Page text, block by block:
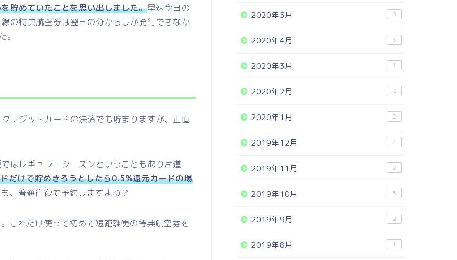
貯めていたことを思い出しました。早速今日の
の特典航空券は翌日の分からしか発行できなか
レジットカードの決済でも貯まりますが、正直
はレギュラーシーズンということもあり片道
だけで貯めきろうとしたら0.5%還元カードの場
、普通往復で予約しますよね？
これだけ使って初めて短距離便の特典航空券を
2020年5月 3
2020年4月 3
2020年3月 1
2020年2月 2
2020年1月 2
2019年12月 4
2019年11月 2
2019年10月 5
2019年9月 2
2019年8月 1